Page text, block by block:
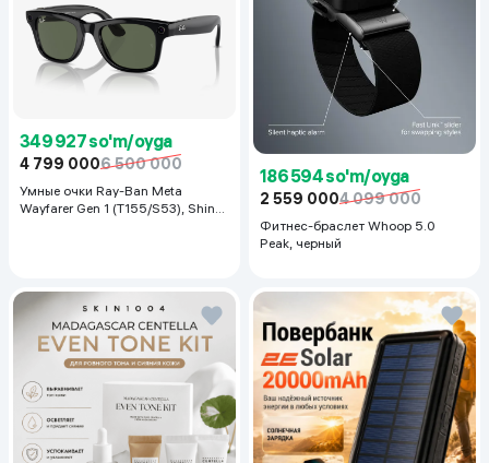
349 927 so'm/oyga
4 799 0006 500 000
Умные очки Ray-Ban Meta
Wayfarer Gen 1 (T155/S53), Shiny
186 594 so'm/oyga
2 559 0004 099 000
Фитнес-браслет Whoop 5.0
Peak, черный